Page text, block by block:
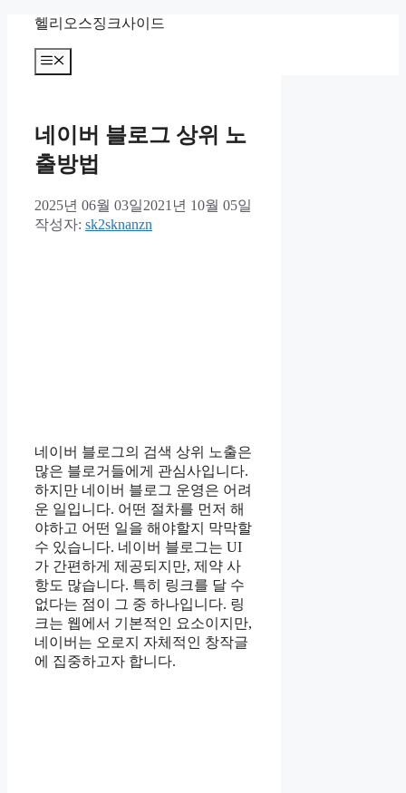
헬리오스징크사이드
메
뉴
네이버 블로그 상위 노
출방법
2025년 06월 03일2021년 10월 05일
작성자: sk2sknanzn
네이버 블로그의 검색 상위 노출은
많은 블로거들에게 관심사입니다.
하지만 네이버 블로그 운영은 어려
운 일입니다. 어떤 절차를 먼저 해
야하고 어떤 일을 해야할지 막막할
수 있습니다. 네이버 블로그는 UI
가 간편하게 제공되지만, 제약 사
항도 많습니다. 특히 링크를 달 수
없다는 점이 그 중 하나입니다. 링
크는 웹에서 기본적인 요소이지만,
네이버는 오로지 자체적인 창작글
에 집중하고자 합니다.